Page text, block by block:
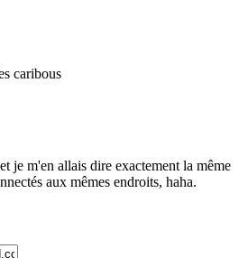
caribous
je m'en allais dire exactement la même
aux mêmes endroits, haha.